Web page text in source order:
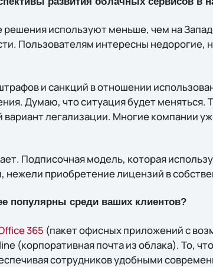
решения используют меньше, чем на
Пользователям интересны недорогие,
и санкций в отношении
Думаю, что ситуация будет меняться.
легализации. Многие компании
Подписочная модель, которая
нежели приобретение лицензий в
популярны среди ваших клиентов?
365 (пакет офисных приложений с
(корпоративная почта из облака). То,
сотрудников удобными